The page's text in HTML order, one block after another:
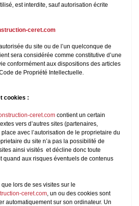
est interdite, sauf autorisation écrite
ceret.com
du site ou de l’un quelconque de
sera considérée comme constitutive d’une
conformément aux dispositions des articles
de Propriété Intellectuelle.
cookies :
ceret.com contient un certain
vers d’autres sites (partenaires,
avec l’autorisation de le proprietaire du
du site n’a pas la possibilité de
ainsi visités et décline donc toute
quand aux risques éventuels de contenus
que lors de ses visites sur le
ceret.com, un ou des cookies sont
automatiquement sur son ordinateur. Un